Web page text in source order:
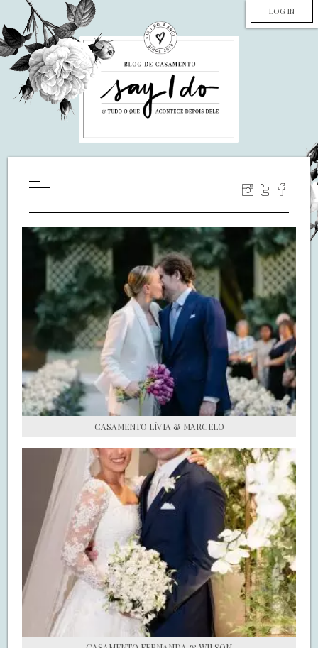
LOG IN
WILL YOU MARRY ME?
LUA DE MEL
COZINHA
DECORAÇÃO
DE NOIVA PRA NOIVA
S.O.S CASADAS
FALE COM O SAY I DO
CASAMENTO LÍVIA & MARCELO